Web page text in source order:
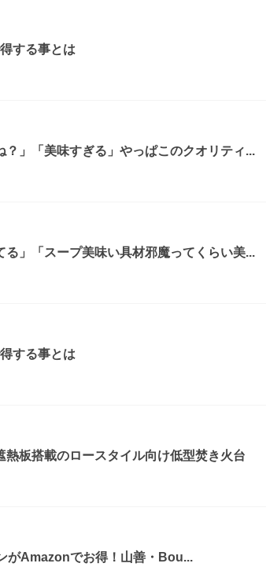
する事とは
」「美味すぎる」やっぱこのクオリティ...
」「スープ美味い具材邪魔ってくらい美...
する事とは
板搭載のロースタイル向け低型焚き火台
がAmazonでお得！山善・Bou...